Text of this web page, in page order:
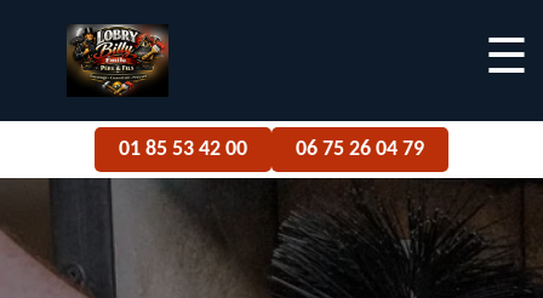
☰
01 85 53 42 00 06 75 26 04 79